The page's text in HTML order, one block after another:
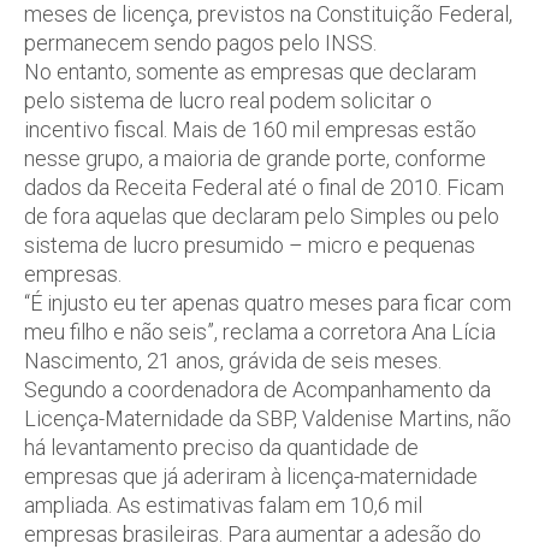
meses de licença, previstos na Constituição Federal,
permanecem sendo pagos pelo INSS.
No entanto, somente as empresas que declaram
pelo sistema de lucro real podem solicitar o
incentivo fiscal. Mais de 160 mil empresas estão
nesse grupo, a maioria de grande porte, conforme
dados da Receita Federal até o final de 2010. Ficam
de fora aquelas que declaram pelo Simples ou pelo
sistema de lucro presumido – micro e pequenas
empresas.
“É injusto eu ter apenas quatro meses para ficar com
meu filho e não seis”, reclama a corretora Ana Lícia
Nascimento, 21 anos, grávida de seis meses.
Segundo a coordenadora de Acompanhamento da
Licença-Maternidade da SBP, Valdenise Martins, não
há levantamento preciso da quantidade de
empresas que já aderiram à licença-maternidade
ampliada. As estimativas falam em 10,6 mil
empresas brasileiras. Para aumentar a adesão do